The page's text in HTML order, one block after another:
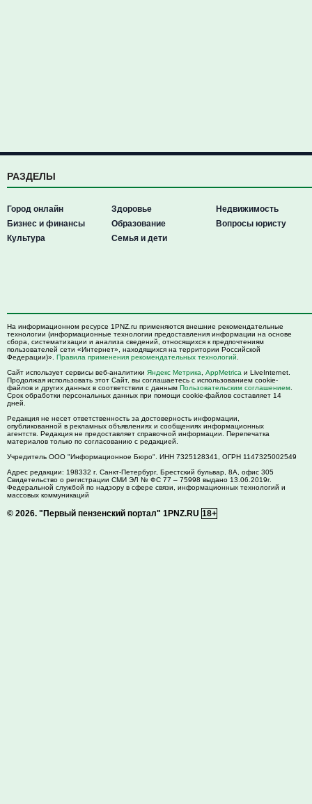
РАЗДЕЛЫ
Город онлайн
Бизнес и финансы
Культура
Здоровье
Образование
Семья и дети
Недвижимость
Вопросы юристу
На информационном ресурсе 1PNZ.ru применяются внешние рекомендательные
технологии (информационные технологии предоставления информации на основе
сбора, систематизации и анализа сведений, относящихся к предпочтениям
пользователей сети «Интернет», находящихся на территории Российской
Федерации)». Правила применения рекомендательных технологий
Сайт использует сервисы веб-аналитики Яндекс Метрика AppMetrica и LiveInternet.
Продолжая использовать этот Сайт, вы соглашаетесь с использованием cookie-
файлов и других данных в соответствии с данным Пользовательским соглашением
Срок обработки персональных данных при помощи cookie-файлов составляет 14
дней.
Редакция не несет ответственность за достоверность информации,
опубликованной в рекламных объявлениях и сообщениях информационных
агентств. Редакция не предоставляет справочной информации. Перепечатка
материалов только по согласованию с редакцией.
Учредитель ООО "Информационное Бюро". ИНН 7325128341, ОГРН 1147325002549
Адрес редакции: 198332 г. Санкт-Петербург, Брестский бульвар, 8А, офис 305
Свидетельство о регистрации СМИ ЭЛ № ФС 77 – 75998 выдано 13.06.2019г.
Федеральной службой по надзору в сфере связи, информационных технологий и
массовых коммуникаций
© 2026. "Первый пензенский портал" 1PNZ.RU 18+